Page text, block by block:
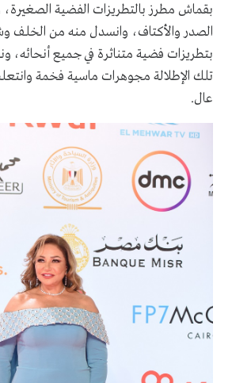
بقماش مطرز بالتطريزات الفضية
الصدر والأكتاف، وانسدل منه من الخلف
بتطريزات فضية متناثرة في جميع
تلك الإطلالة مجوهرات ماسية فخمة
عال.